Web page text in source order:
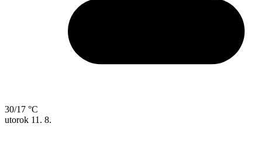
30/17 °C
utorok 11. 8.